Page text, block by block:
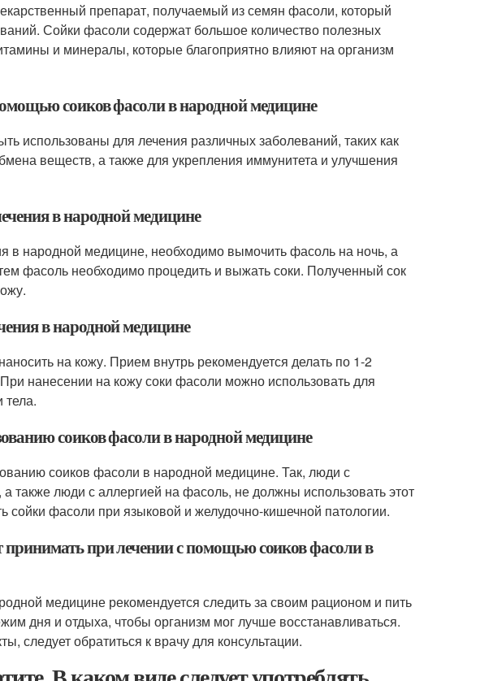
препарат, получаемый из семян фасоли, который
Сойки фасоли содержат большое количество полезных
и минералы, которые благоприятно влияют на организм
соиков фасоли в народной медицине
использованы для лечения различных заболеваний, таких как
веществ, а также для укрепления иммунитета и улучшения
в народной медицине
в народной медицине, необходимо вымочить фасоль на ночь, а
фасоль необходимо процедить и выжать соки. Полученный сок
в народной медицине
на кожу. Прием внутрь рекомендуется делать по 1-2
нанесении на кожу соки фасоли можно использовать для
тела.
соиков фасоли в народной медицине
соиков фасоли в народной медицине. Так, люди с
также люди с аллергией на фасоль, не должны использовать этот
сойки фасоли при языковой и желудочно-кишечной патологии.
принимать при лечении с помощью соиков фасоли в
медицине рекомендуется следить за своим рационом и пить
дня и отдыха, чтобы организм мог лучше восстанавливаться.
следует обратиться к врачу для консультации.